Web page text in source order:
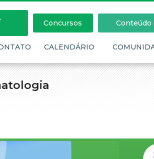
Concursos
CALENDÁRIO